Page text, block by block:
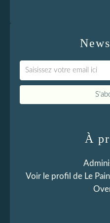
À
Voir le profil de Le